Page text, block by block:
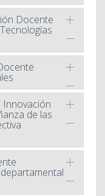
Docente
Innovación
de las